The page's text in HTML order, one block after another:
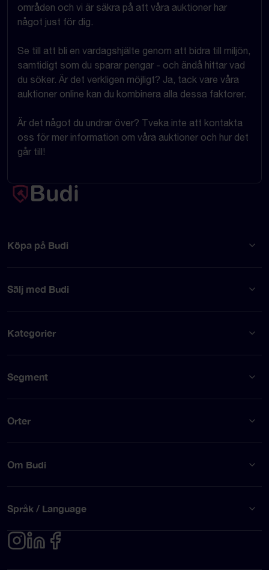
områden och vi är säkra på att våra auktioner har
något just för dig.
Se till att bli en vardagshjälte genom att bidra till miljön,
samtidigt som du sparar pengar - och ändå hittar vad
du söker. Är det verkligen möjligt? Ja, tack vare våra
auktioner online kan du kombinera alla dessa faktorer.
Är det något du undrar över? Tveka inte att kontakta
oss för mer information om våra auktioner och hur det
går till!
Köpa på Budi
Sälj med Budi
Kategorier
Segment
Orter
Om Budi
Språk / Language